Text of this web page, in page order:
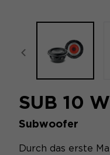
focal-naim-
SUB 10
Subwoofer
Durch das erste